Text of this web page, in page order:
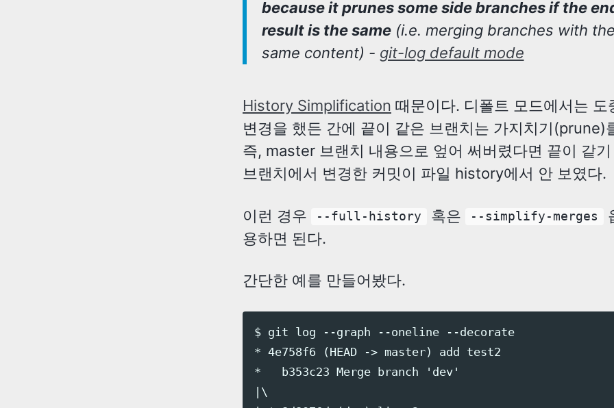
because it prunes some side branches if the
result is the same(i.e. merging branches with the
same content) - git-log default mode
History Simplification 때문이다. 디폴트 모드에서는 도
변경을 했든 간에 끝이 같은 브랜치는 가지치기(prune)
즉, master 브랜치 내용으로 엎어 써버렸다면 끝이 같기
브랜치에서 변경한 커밋이 파일 history에서 안 보였다.
이런 경우 --full-history 혹은 --simplify-merges
용하면 된다.
간단한 예를 만들어봤다.
$ git log --graph --oneline --decorate
* 4e758f6 (HEAD -> master) add test2
*   b353c23 Merge branch 'dev'
|\